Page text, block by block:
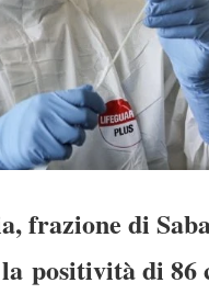
frazione di
positività di